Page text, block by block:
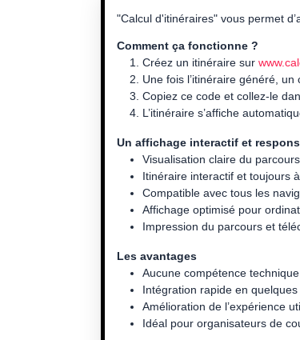
"Calcul d'itinéraires" vous permet
Comment ça fonctionne ?
Créez un itinéraire sur
Une fois l’itinéraire généré,
Copiez ce code et collez-le
L’itinéraire s’affiche
Un affichage interactif et
Visualisation claire du
Itinéraire interactif et toujours
Compatible avec tous les
Affichage optimisé pour
Impression du parcours et
Les avantages
Aucune compétence
Intégration rapide en
Amélioration de l’expérience
Idéal pour organisateurs de